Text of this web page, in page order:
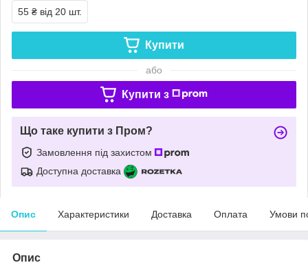
55 ₴ від 20 шт.
Купити
або
Купити з
Що таке купити з Пром?
Замовлення під захистом
Доступна доставка
Опис Характеристики Доставка Оплата Умови
Опис